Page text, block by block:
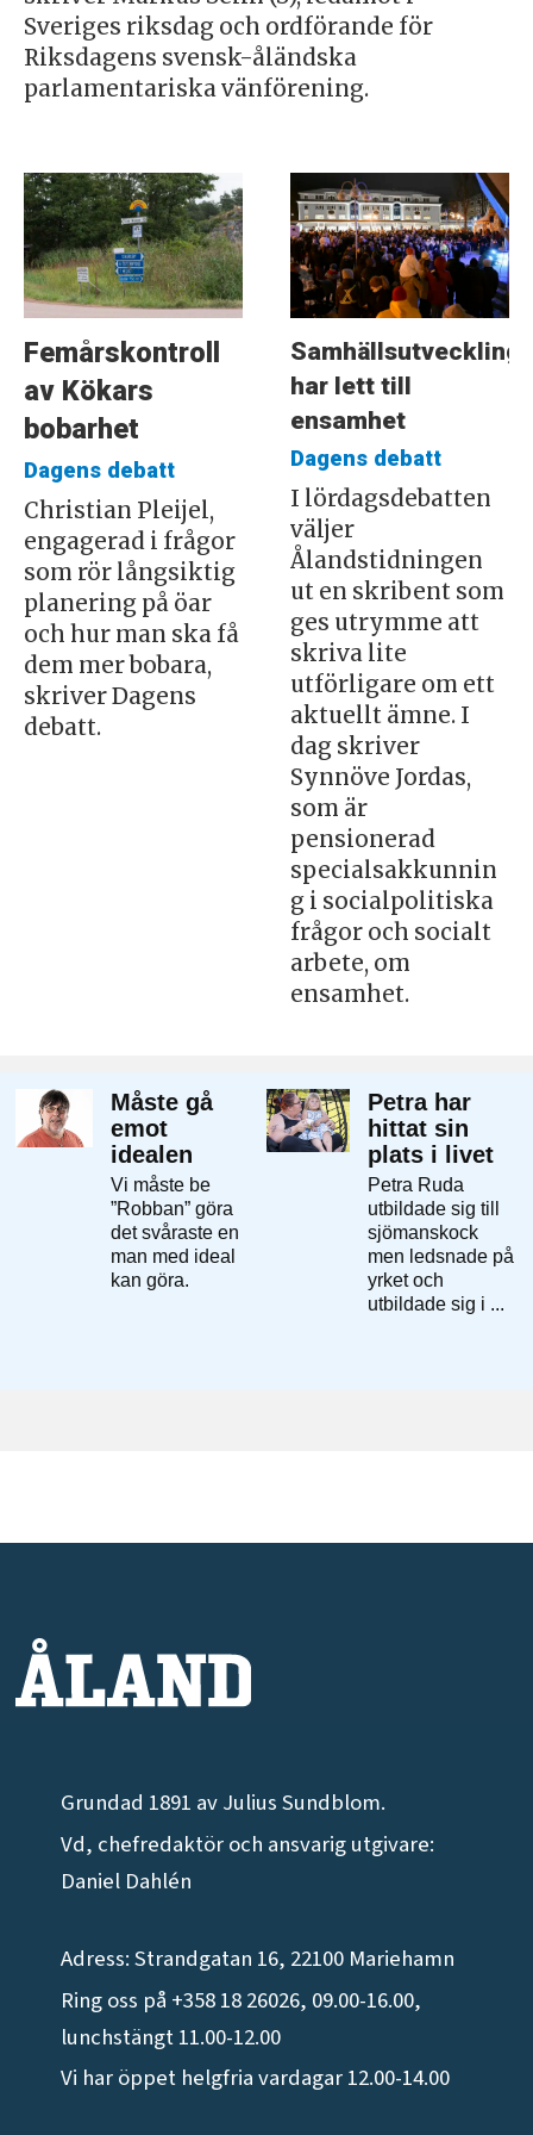
Sveriges riksdag och ordförande för
Riksdagens svensk-åländska
parlamentariska vänförening.
Femårskontroll
av Kökars
bobarhet
Dagens debatt
Christian Pleijel,
engagerad i frågor
som rör långsiktig
planering på öar
och hur man ska få
dem mer bobara,
skriver Dagens
debatt.
Samhällsutveckling
har lett till
ensamhet
Dagens debatt
I lördagsdebatten
väljer
Ålandstidningen
ut en skribent som
ges utrymme att
skriva lite
utförligare om ett
aktuellt ämne. I
dag skriver
Synnöve Jordas,
som är
pensionerad
specialsakkunnin
g i socialpolitiska
frågor och socialt
arbete, om
ensamhet.
Grundad 1891 av Julius Sundblom.
Vd, chefredaktör och ansvarig utgivare:
Daniel Dahlén
Adress: Strandgatan 16, 22100 Mariehamn
Ring oss på +358 18 26026, 09.00-16.00,
lunchstängt 11.00-12.00
Vi har öppet helgfria vardagar 12.00-14.00